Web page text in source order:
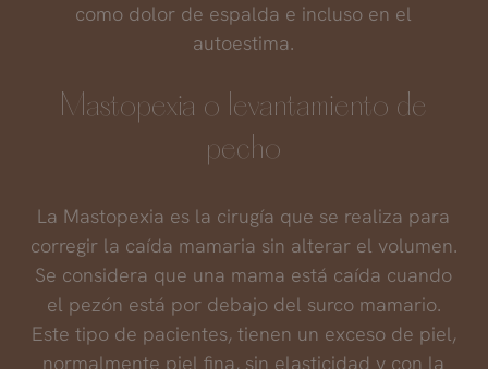
como dolor de espalda e incluso en el
autoestima.
Mastopexia o levantamiento de
pecho
La Mastopexia es la cirugía que se realiza para
corregir la caída mamaria sin alterar el volumen.
Se considera que una mama está caída cuando
el pezón está por debajo del surco mamario.
Este tipo de pacientes, tienen un exceso de piel,
normalmente piel fina, sin elasticidad y con la